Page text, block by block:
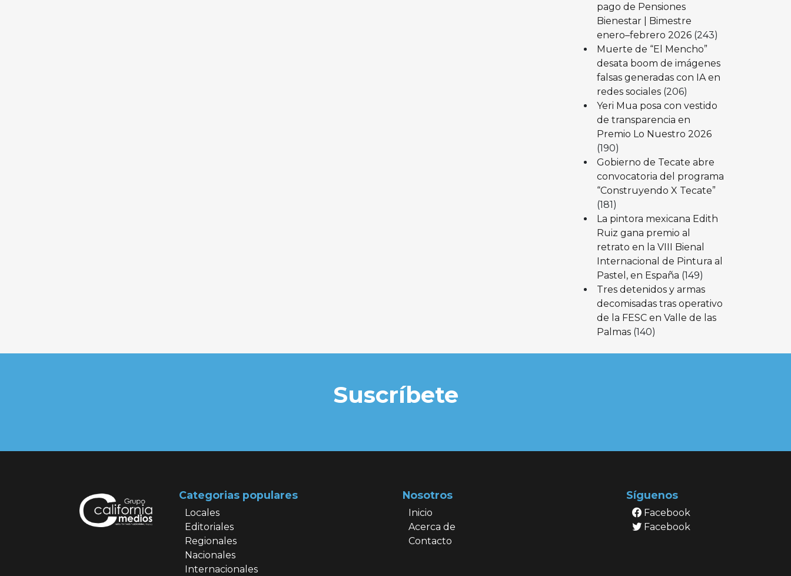
pago de Pensiones
Bienestar | Bimestre
enero–febrero 2026 (243)
Muerte de “El Mencho”
desata boom de imágenes
falsas generadas con IA en
redes sociales (206)
Yeri Mua posa con vestido
de transparencia en
Premio Lo Nuestro 2026
(190)
Gobierno de Tecate abre
convocatoria del programa
“Construyendo X Tecate”
(181)
La pintora mexicana Edith
Ruiz gana premio al
retrato en la VIII Bienal
Internacional de Pintura al
Pastel, en España (149)
Tres detenidos y armas
decomisadas tras operativo
de la FESC en Valle de las
Palmas (140)
Suscríbete
Categorias populares
Locales
Editoriales
Regionales
Nacionales
Internacionales
Nosotros
Inicio
Acerca de
Contacto
Síguenos
Facebook
Facebook